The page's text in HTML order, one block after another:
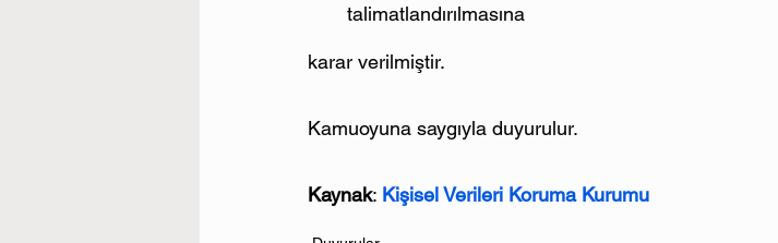
talimatlandırılmasına
karar verilmiştir.
Kamuoyuna saygıyla duyurulur.
Kaynak: Kişisel Verileri Koruma Kurumu